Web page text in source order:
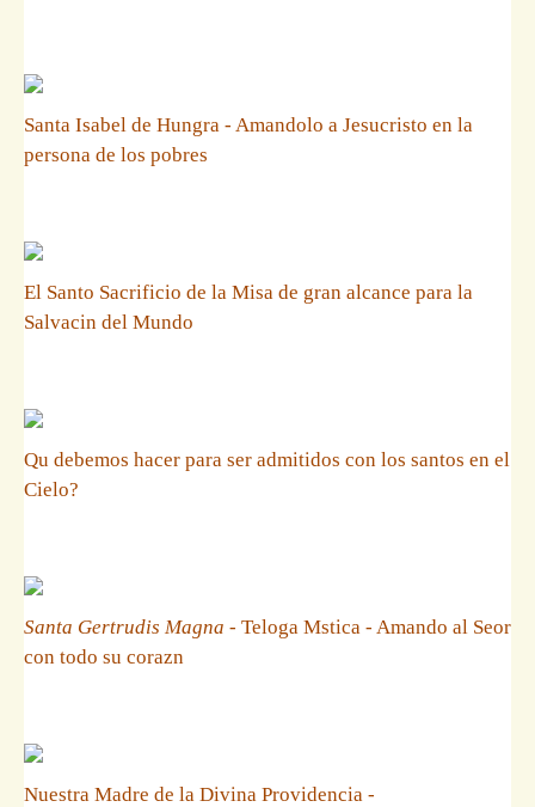
Santa Isabel de Hungra - Amandolo a Jesucristo en la
persona de los pobres
El Santo Sacrificio de la Misa de gran alcance para la
Salvacin del Mundo
Qu debemos hacer para ser admitidos con los santos en el
Cielo?
Santa Gertrudis Magna - Teloga Mstica - Amando al Seor
con todo su corazn
Nuestra Madre de la Divina Providencia -